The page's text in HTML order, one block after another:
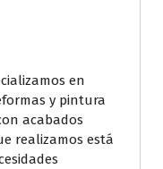
en
y pintura
acabados
realizamos está